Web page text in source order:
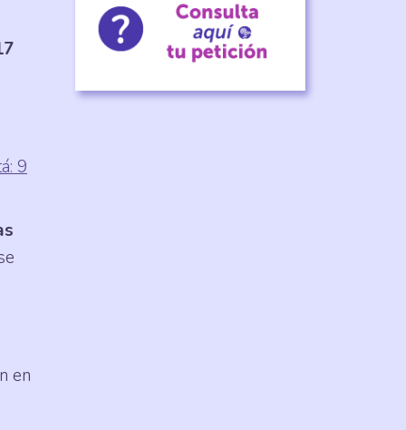
9
en